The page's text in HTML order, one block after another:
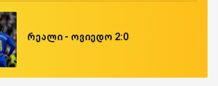
რეალი - ოვიედო 2:0